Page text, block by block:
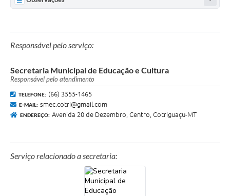
Agenda
Diário Oficial
Responsável pelo serviço:
Secretaria Municipal de Educação e Cultura
Responsável pelo atendimento
TELEFONE: (66) 3555-1465
E-MAIL: smec.cotri@gmail.com
ENDEREÇO: Avenida 20 de Dezembro, Centro, Cotriguaçu-MT
Serviço relacionado a secretaria: